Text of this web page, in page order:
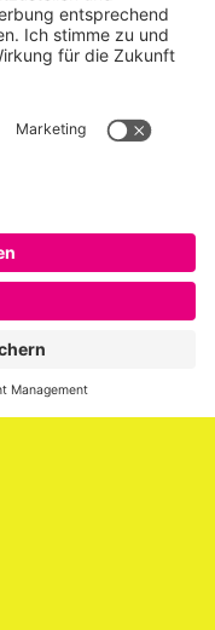
Seit 2009 schreibt